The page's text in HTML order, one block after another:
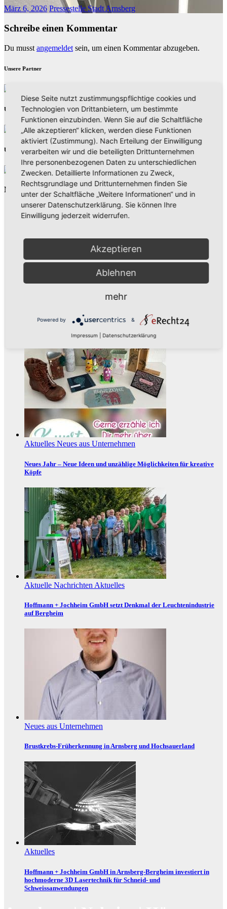
März 6, 2026 Pressestelle Stadt Arnsberg
Schreibe einen Kommentar
Du musst angemeldet sein, um einen Kommentar abzugeben.
Unsere Partner
Unsere Partner
Unsere Partner
Neues aus Unternehmen
Neues aus Unternehmen
Tie the Day Weddings – Hochzeitsplanung im Sauerland &
Aktuelles Neues aus Unternehmen
Neues Jahr – Neue Ideen und unzählige Möglichkeiten für kreative
Köpfe
Aktuelle Nachrichten Aktuelles
Hoffmann + Jochheim GmbH setzt Denkmal der Leuchtenindustrie
auf Bergheim
Neues aus Unternehmen
Brustkrebs-Früherkennung in Arnsberg und Hochsauerland
Aktuelles
Hoffmann + Jochheim GmbH in Arnsberg-Bergheim investiert in
hochmoderne 3D Lasertechnik für Schneid- und
Schweissanwendungen
Diese Seite nutzt zustimmungspflichtige cookies und
Technologien von Drittanbietern, um bestimmte
Funktionen einzubinden. Wenn Sie auf die Schaltfläche
„Alle akzeptieren“ klicken, werden diese Funktionen
aktiviert (Zustimmung). Nach Erteilung der Einwilligung
verarbeiten wir und die beteiligten Drittunternehmen
Ihre personenbezogenen Daten zu unterschiedlichen
Zwecken. Detaillierte Informationen zu Zweck,
Rechtsgrundlage und Drittunternehmen finden Sie
unter der Schaltfläche „Weitere Informationen“ und in
unserer Datenschutzerklärung. Sie können Ihre
Einwilligung jederzeit widerrufen.
Akzeptieren
Ablehnen
mehr
Powered by &
Impressum Datenschutzerklärung